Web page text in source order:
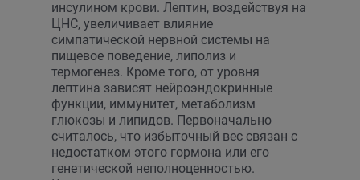
инсулином крови. Лептин, воздействуя на
ЦНС, увеличивает влияние
симпатической нервной системы на
пищевое поведение, липолиз и
термогенез. Кроме того, от уровня
лептина зависят нейроэндокринные
функции, иммунитет, метаболизм
глюкозы и липидов. Первоначально
считалось, что избыточный вес связан с
недостатком этого гормона или его
генетической неполноценностью.